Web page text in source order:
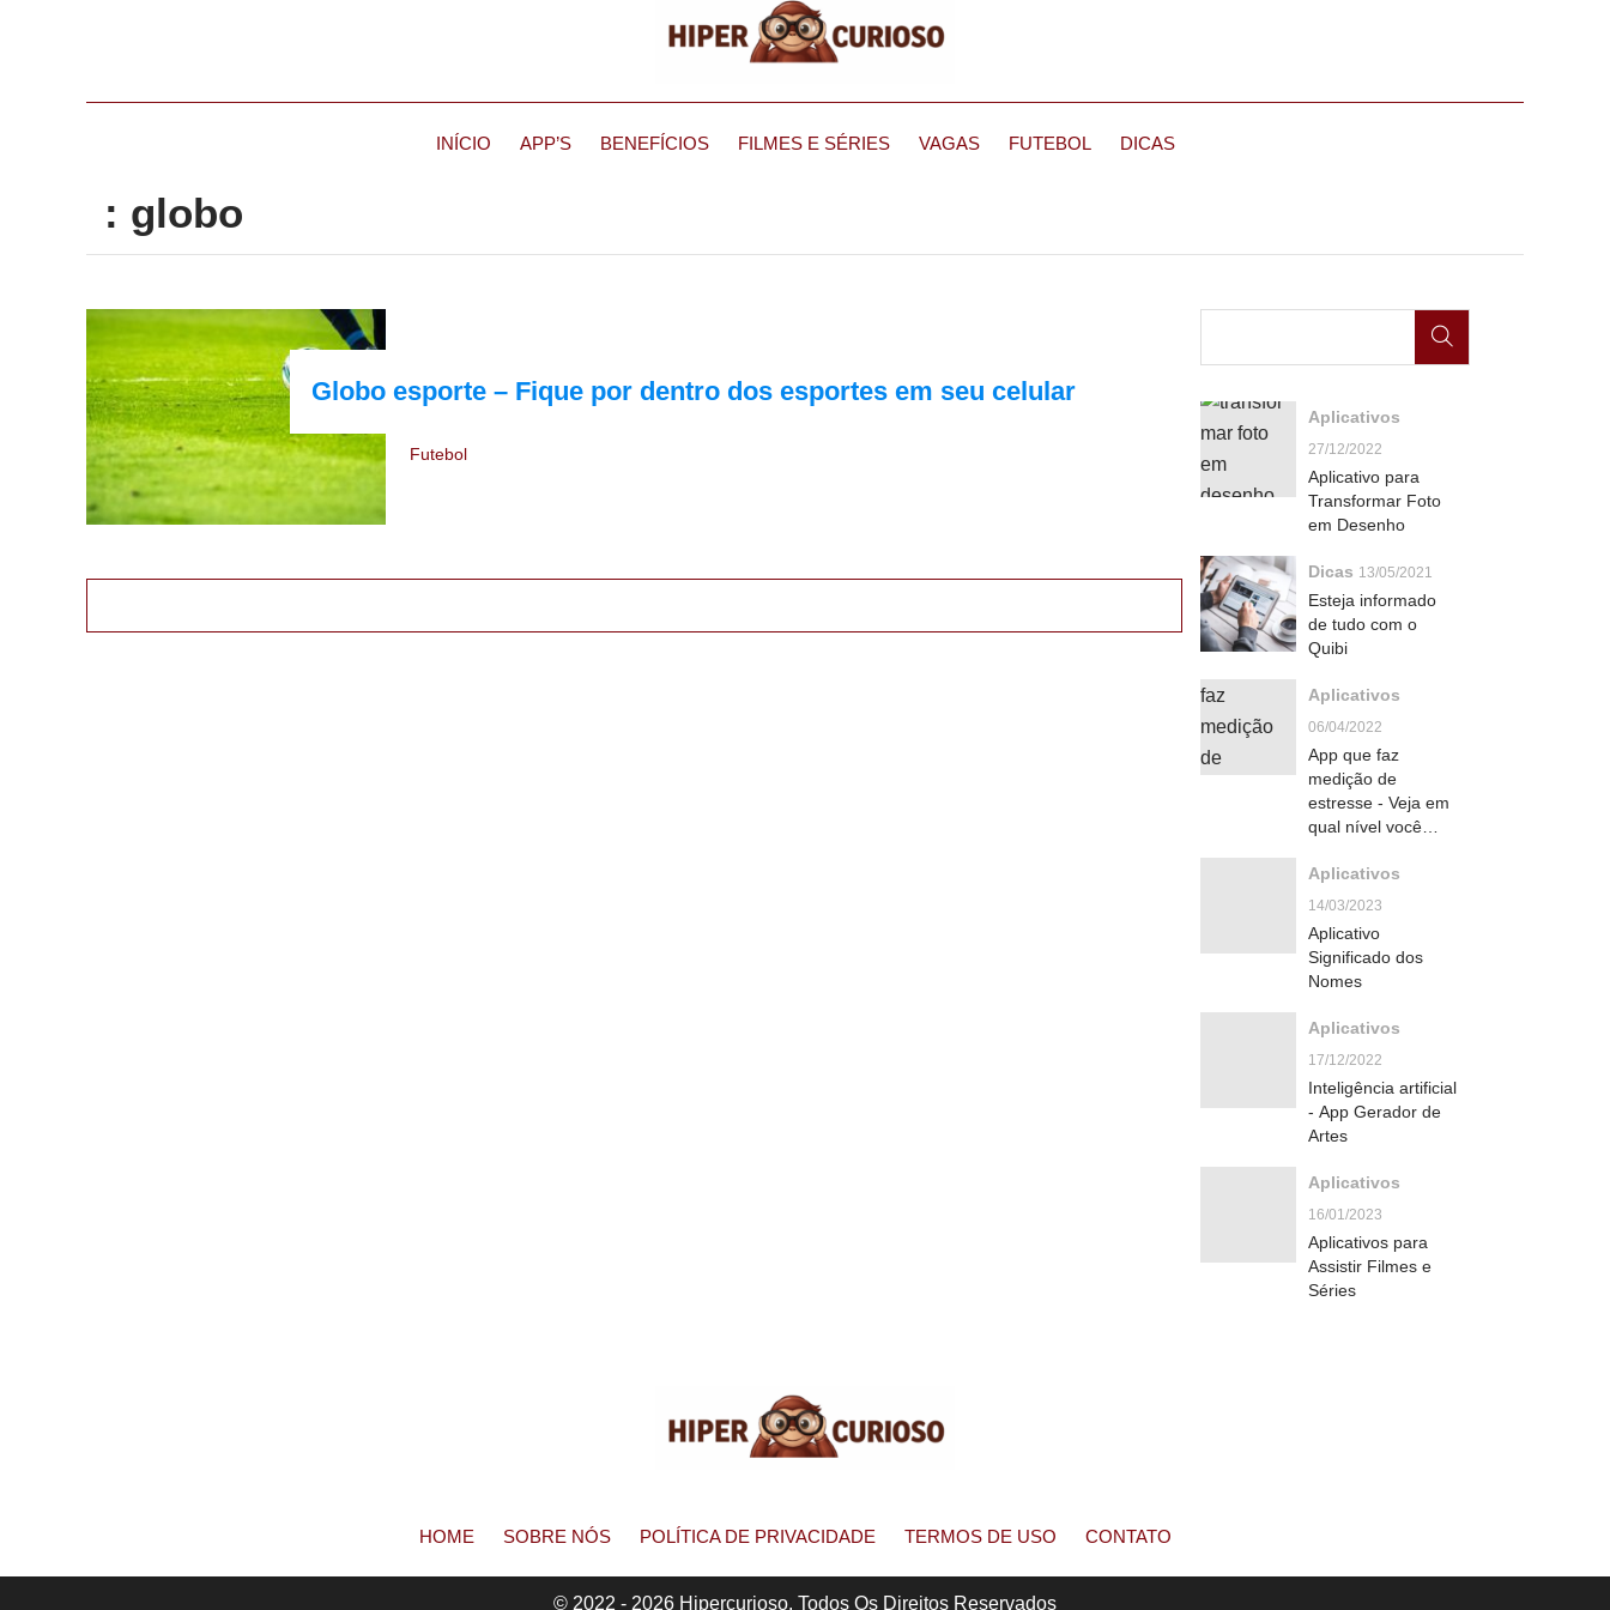
INÍCIO APP’S BENEFÍCIOS FILMES E SÉRIES VAGAS FUTEBOL DICAS
: globo
Globo esporte – Fique por dentro dos esportes em seu celular
Futebol
Aplicativos
27/12/2022
Aplicativo para
Transformar Foto
em Desenho
Dicas 13/05/2021
Esteja informado
de tudo com o
Quibi
Aplicativos
06/04/2022
App que faz
medição de
estresse - Veja em
qual nível você
Aplicativos
14/03/2023
Aplicativo
Significado dos
Nomes
Aplicativos
17/12/2022
Inteligência artificial
- App Gerador de
Artes
Aplicativos
16/01/2023
Aplicativos para
Assistir Filmes e
Séries
HOME SOBRE NÓS POLÍTICA DE PRIVACIDADE TERMOS DE USO CONTATO
© 2022 - 2026 Hipercurioso. Todos Os Direitos Reservados